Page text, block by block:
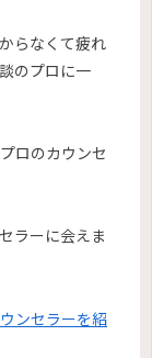
らなくて疲れ
のプロに一
ロのカウンセ
ラーに会えま
ンセラーを紹